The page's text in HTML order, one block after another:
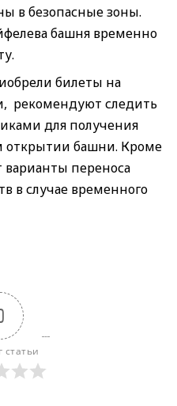
в безопасные зоны.
башня временно
билеты на
рекомендуют следить
для получения
открытии башни. Кроме
варианты переноса
в случае временного
статьи